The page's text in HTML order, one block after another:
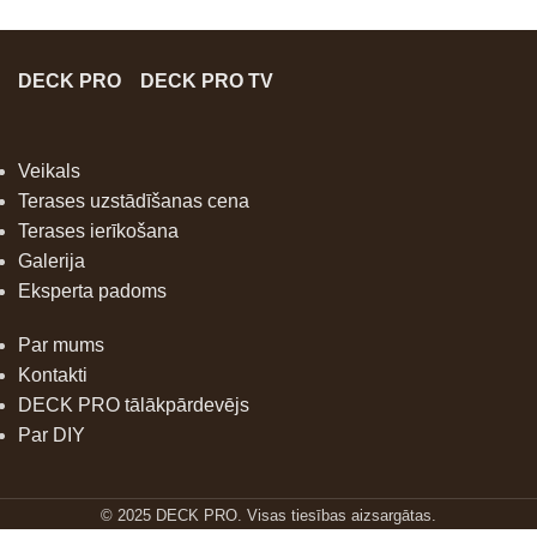
DECK PRO DECK PRO TV
Veikals
Terases uzstādīšanas cena
Terases ierīkošana
Galerija
Eksperta padoms
Par mums
Kontakti
DECK PRO tālākpārdevējs
Par DIY
© 2025 DECK PRO. Visas tiesības aizsargātas.